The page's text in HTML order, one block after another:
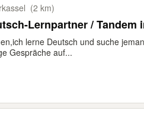
(2 km)
Lernpartner / Tandem
​ich lerne Deutsch und suche
Gespräche auf...